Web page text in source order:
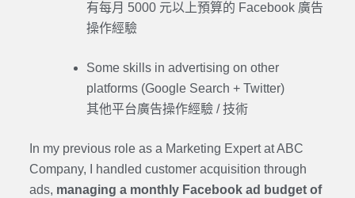
有每月 5000 元以上預算的 Facebook 廣告
操作經驗
Some skills in advertising on other
platforms (Google Search + Twitter)
其他平台廣告操作經驗 / 技術
In my previous role as a Marketing Expert at ABC
Company, I handled customer acquisition through
ads, managing a monthly Facebook ad budget of